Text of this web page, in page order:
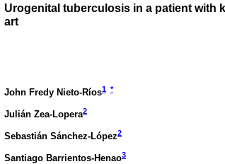
Urogenital tuberculosis in a patient with
art
John Fredy Nieto-Ríos1 *
Julián Zea-Lopera2
Sebastián Sánchez-López2
Santiago Barrientos-Henao3